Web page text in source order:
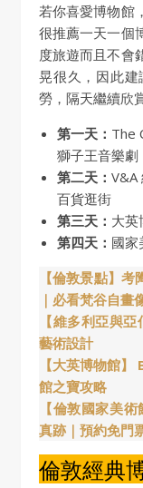
若你喜愛博物館
很推薦一天一個
度旅遊而且不會
晃很久，因此
勞，隔天繼續欣
第一天： The
獅子王音樂劇
第二天： V&A
百貨逛街
第三天： 大
第四天： 國
【倫敦景點】
｜必看梵谷自畫
【維多利亞與
藝術設計
【大英博物館
館之寶攻略
【倫敦國家美
真跡｜預約免門
倫敦經典